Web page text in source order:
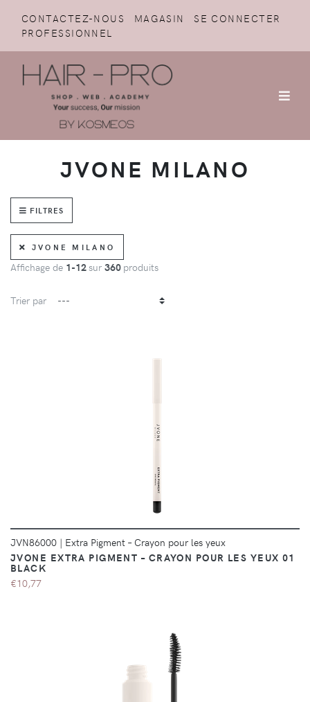
CONTACTEZ-NOUS MAGASIN
SE CONNECTER
PROFESSIONNEL
JVONE MILANO
FILTRES
JVONE MILANO
Affichage de 1-12sur 360 produits
Trier par
DÉTAILS
JVN86000 | Extra Pigment – Crayon pour les yeux
JVONE EXTRA PIGMENT – CRAYON POUR LES YEUX 01
BLACK
€10,77